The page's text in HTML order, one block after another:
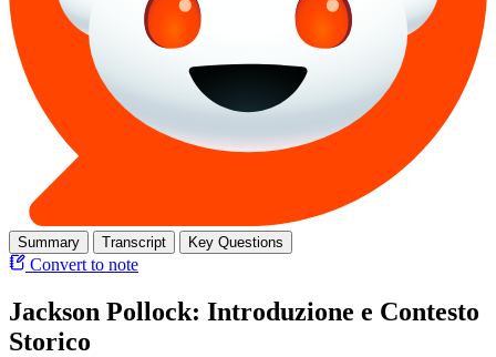
Summary Transcript Key Questions
Convert to note
Jackson Pollock: Introduzione e Contesto
Storico